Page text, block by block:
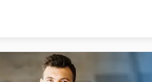
Ecoworxx